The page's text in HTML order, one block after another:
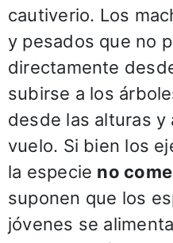
cautiverio. Los
y pesados que no
directamente
subirse a los
desde las alturas y
vuelo. Si bien los
la especie no
suponen que los
jóvenes se